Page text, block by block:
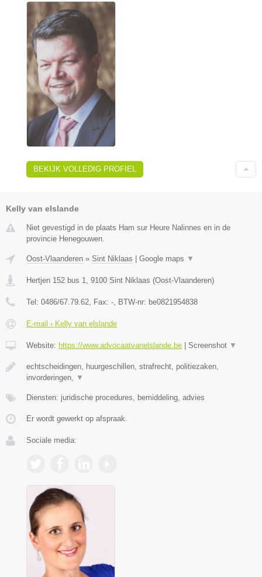
BEKIJK VOLLEDIG PROFIEL
Kelly van elslande
Niet gevestigd in de plaats Ham sur Heure Nalinnes en in de
provincie Henegouwen.
Oost-Vlaanderen » Sint Niklaas Google maps ▼
Hertjen 152 bus 1 9100 Sint Niklaas (Oost-Vlaanderen)
Tel: 0486/67.79.62 , Fax: - , BTW-nr: be0821954838
E-mail › Kelly van elslande
Website: https://www.advocaatvanelslande.be Screenshot ▼
echtscheidingen, huurgeschillen, strafrecht, politiezaken,
invorderingen,
▼
Diensten: juridische procedures, bemiddeling, advies
Er wordt gewerkt op afspraak.
Sociale media: